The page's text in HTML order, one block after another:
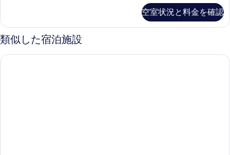
て
の
写
ー
ド
ク
イ
ス
タ
ン
ー
空室状況と料金を確認
類似した宿泊施設
天然温泉 けやきの湯 ドーミーイン津